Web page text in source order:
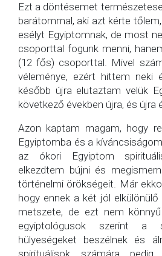
Ezt a döntésemet
barátommal, aki azt kérte
esélyt Egyiptomnak, de most
csoporttal fogunk menni,
(12 fős) csoporttal. Mivel
véleménye, ezért hittem neki
később újra elutaztam velük
következő években újra, és újra
Azon kaptam magam, hogy
Egyiptomba és a
az ókori Egyiptom
elkezdtem bújni és
történelmi örökségeit. Már
hogy ennek a két jól
metszete, de ezt nem
egyiptológusok szerint a
hülyeségeket beszélnek és
spirituálisok számára pedig